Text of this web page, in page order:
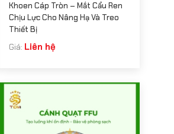
Khoen Cáp Tròn – Mắt Cẩu Ren
Chịu Lực Cho Nâng Hạ Và Treo
Thiết Bị
Giá: Liên hệ